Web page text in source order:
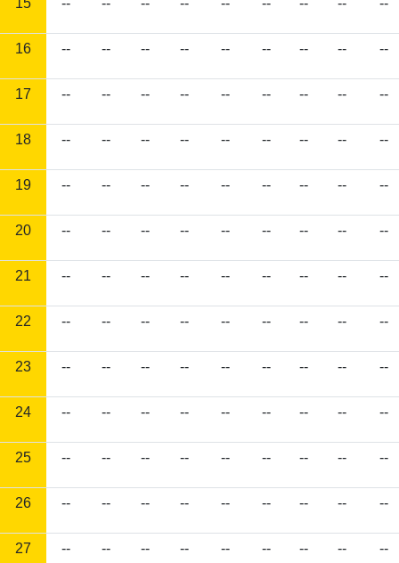
15 -- -- -- -- -- -- -- -- --
16 -- -- -- -- -- -- -- -- --
17 -- -- -- -- -- -- -- -- --
18 -- -- -- -- -- -- -- -- --
19 -- -- -- -- -- -- -- -- --
20 -- -- -- -- -- -- -- -- --
21 -- -- -- -- -- -- -- -- --
22 -- -- -- -- -- -- -- -- --
23 -- -- -- -- -- -- -- -- --
24 -- -- -- -- -- -- -- -- --
25 -- -- -- -- -- -- -- -- --
26 -- -- -- -- -- -- -- -- --
27 -- -- -- -- -- -- -- -- --